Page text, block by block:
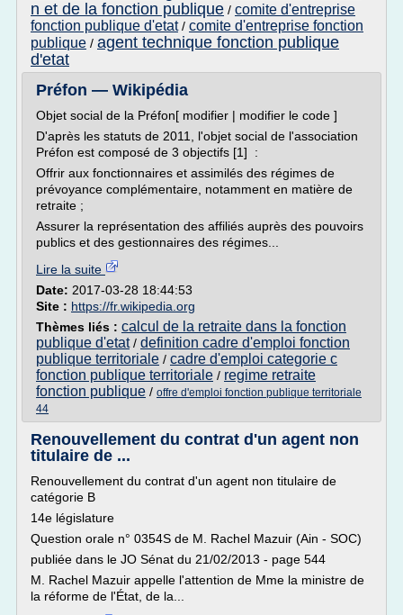
n et de la fonction publique / comite d'entreprise
fonction publique d'etat/ comite d'entreprise fonction
publique / agent technique fonction publique
d'etat
Préfon — Wikipédia
Objet social de la Préfon[ modifier | modifier le code ]
D'après les statuts de 2011, l'objet social de l'association
Préfon est composé de 3 objectifs [1] :
Offrir aux fonctionnaires et assimilés des régimes de
prévoyance complémentaire, notamment en matière de
retraite ;
Assurer la représentation des affiliés auprès des pouvoirs
publics et des gestionnaires des régimes...
Lire la suite
Date: 2017-03-28 18:44:53
Site : https://fr.wikipedia.org
Thèmes liés : calcul de la retraite dans la fonction
publique d'etat/ definition cadre d'emploi fonction
publique territoriale / cadre d'emploi categorie c
fonction publique territoriale / regime retraite
fonction publique / offre d'emploi fonction publique territoriale
44
Renouvellement du contrat d'un agent non
titulaire de ...
Renouvellement du contrat d'un agent non titulaire de
catégorie B
14e législature
Question orale n° 0354S de M. Rachel Mazuir (Ain - SOC)
publiée dans le JO Sénat du 21/02/2013 - page 544
M. Rachel Mazuir appelle l'attention de Mme la ministre de
la réforme de l'État, de la...